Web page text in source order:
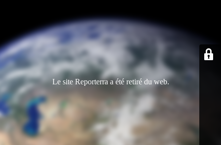
Le site Reporterra a été retiré du web.